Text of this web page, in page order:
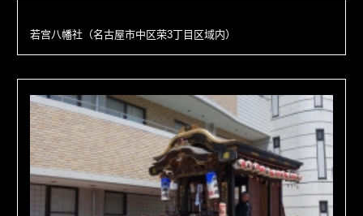
若宫八幡社（名古屋市中区荣3丁目区域内）